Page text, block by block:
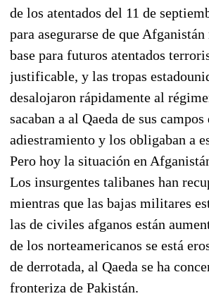
de los atentados del 11 de
para asegurarse de que
base para futuros atentados
justificable, y las tropas
desalojaron rápidamente al
sacaban a al Qaeda de sus campos
adiestramiento y los obligaban a
Pero hoy la situación en
Los insurgentes talibanes han
mientras que las bajas militares
las de civiles afganos están
de los norteamericanos se está
de derrotada, al Qaeda se ha
fronteriza de Pakistán.